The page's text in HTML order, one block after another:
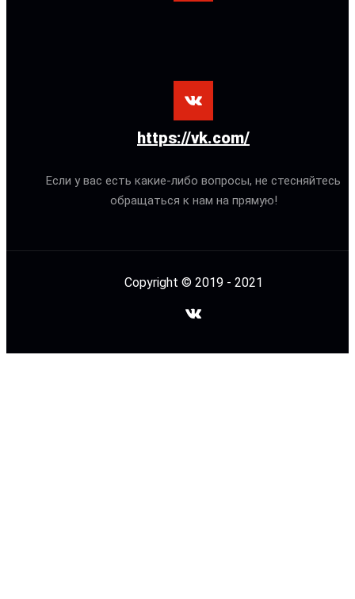
https://vk.com/
Если у вас есть какие-либо вопросы, не стесняйтесь
обращаться к нам на прямую!
Copyright © 2019 - 2021